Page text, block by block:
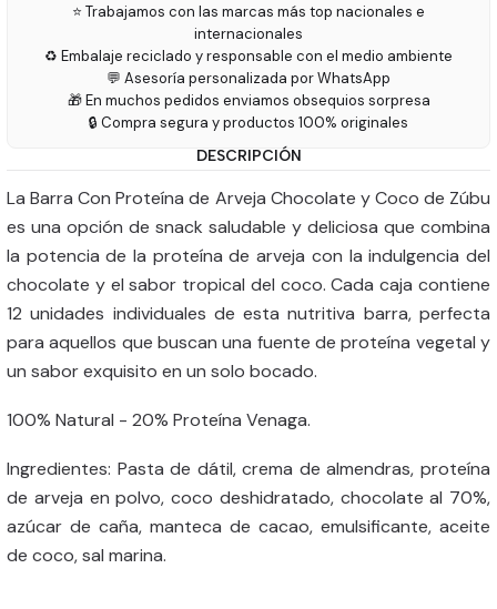
⭐ Trabajamos con las marcas más top nacionales e
internacionales
♻️ Embalaje reciclado y responsable con el medio ambiente
💬 Asesoría personalizada por WhatsApp
🎁 En muchos pedidos enviamos obsequios sorpresa
🔒 Compra segura y productos 100% originales
DESCRIPCIÓN
La Barra Con Proteína de Arveja Chocolate y Coco de Zúbu
es una opción de snack saludable y deliciosa que combina
la potencia de la proteína de arveja con la indulgencia del
chocolate y el sabor tropical del coco. Cada caja contiene
12 unidades individuales de esta nutritiva barra, perfecta
para aquellos que buscan una fuente de proteína vegetal y
un sabor exquisito en un solo bocado.
100% Natural - 20% Proteína Venaga.
Ingredientes: Pasta de dátil, crema de almendras, proteína
de arveja en polvo, coco deshidratado, chocolate al 70%,
azúcar de caña, manteca de cacao, emulsificante, aceite
de coco, sal marina.